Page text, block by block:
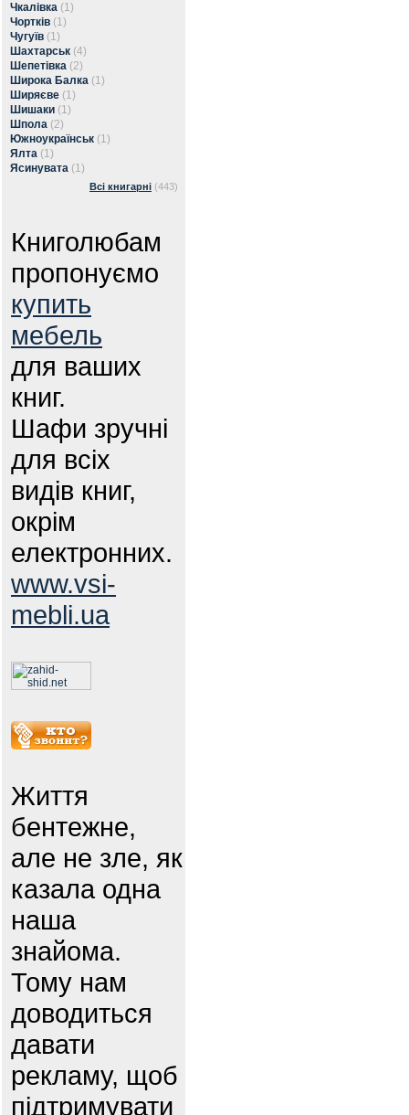
Чкалівка (1)
Чортків (1)
Чугуїв (1)
Шахтарськ (4)
Шепетівка (2)
Широка Балка (1)
Ширяєве (1)
Шишаки (1)
Шпола (2)
Южноукраїнськ (1)
Ялта (1)
Ясинувата (1)
Всі книгарні (443)
Книголюбам
пропонуємо
купить
мебель
для ваших
книг.
Шафи зручні
для всіх
видів книг,
окрім
електронних.
www.vsi-
mebli.ua
Життя
бентежне,
але не зле, як
казала одна
наша
знайома.
Тому нам
доводиться
давати
рекламу, щоб
підтримувати